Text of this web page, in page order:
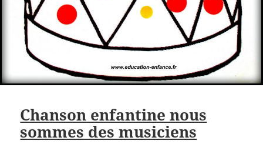
Chanson enfantine nous
sommes des musiciens